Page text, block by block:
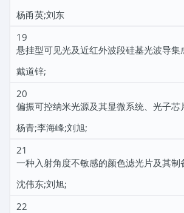
杨甬英;刘东
19
悬挂型可见光及近红外波段硅基光波导集
戴道锌;
20
偏振可控纳米光源及其显微系统、光子芯
杨青;李海峰;刘旭;
21
一种入射角度不敏感的颜色滤光片及其制
沈伟东;刘旭;
22